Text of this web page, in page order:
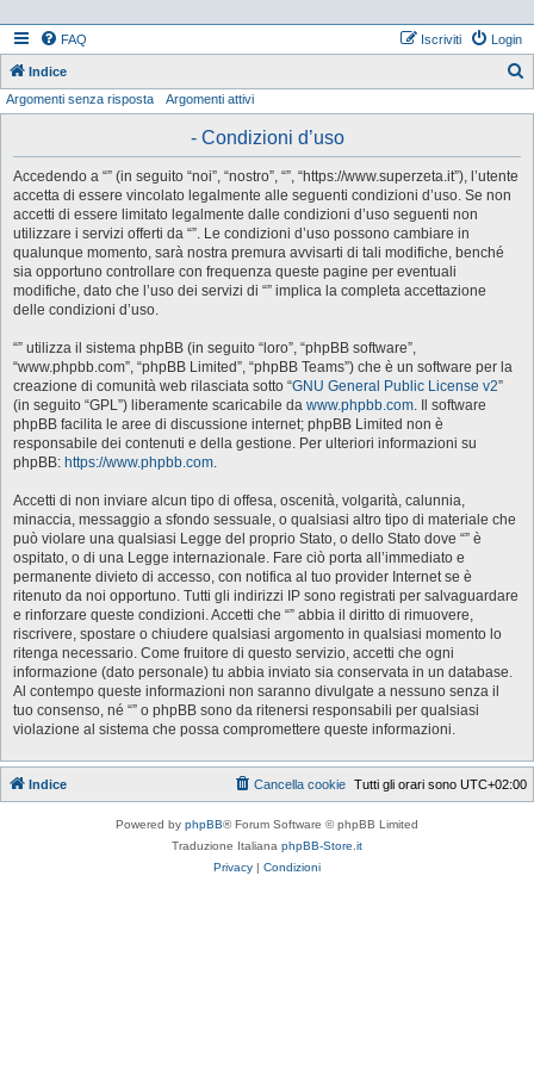
FAQ Login
Iscriviti
Indice
Argomenti senza risposta Argomenti attivi
- Condizioni d’uso
Accedendo a “” (in seguito “noi”, “nostro”, “”, “https://www.superzeta.it”), l’utente
accetta di essere vincolato legalmente alle seguenti condizioni d’uso. Se non
accetti di essere limitato legalmente dalle condizioni d’uso seguenti non
utilizzare i servizi offerti da “”. Le condizioni d’uso possono cambiare in
qualunque momento, sarà nostra premura avvisarti di tali modifiche, benché
sia opportuno controllare con frequenza queste pagine per eventuali
modifiche, dato che l’uso dei servizi di “” implica la completa accettazione
delle condizioni d’uso.
“” utilizza il sistema phpBB (in seguito “loro”, “phpBB software”,
“www.phpbb.com”, “phpBB Limited”, “phpBB Teams”) che è un software per la
creazione di comunità web rilasciata sotto “GNU General Public License v2”
(in seguito “GPL”) liberamente scaricabile da www.phpbb.com. Il software
phpBB facilita le aree di discussione internet; phpBB Limited non è
responsabile dei contenuti e della gestione. Per ulteriori informazioni su
phpBB: https://www.phpbb.com.
Accetti di non inviare alcun tipo di offesa, oscenità, volgarità, calunnia,
minaccia, messaggio a sfondo sessuale, o qualsiasi altro tipo di materiale che
può violare una qualsiasi Legge del proprio Stato, o dello Stato dove “” è
ospitato, o di una Legge internazionale. Fare ciò porta all’immediato e
permanente divieto di accesso, con notifica al tuo provider Internet se è
ritenuto da noi opportuno. Tutti gli indirizzi IP sono registrati per salvaguardare
e rinforzare queste condizioni. Accetti che “” abbia il diritto di rimuovere,
riscrivere, spostare o chiudere qualsiasi argomento in qualsiasi momento lo
ritenga necessario. Come fruitore di questo servizio, accetti che ogni
informazione (dato personale) tu abbia inviato sia conservata in un database.
Al contempo queste informazioni non saranno divulgate a nessuno senza il
tuo consenso, né “” o phpBB sono da ritenersi responsabili per qualsiasi
violazione al sistema che possa compromettere queste informazioni.
Indice Tutti gli orari sono UTC+02:00
Cancella cookie
Powered by phpBB® Forum Software © phpBB Limited
Traduzione Italiana phpBB-Store.it
Privacy | Condizioni